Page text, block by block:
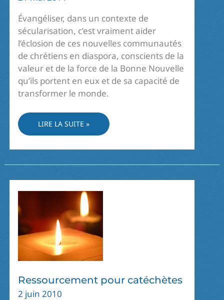
Évangéliser, dans un contexte de
sécularisation, c’est vraiment aider
l’éclosion de ces nouvelles communautés
de chrétiens en diaspora, conscients de la
valeur et de la force de la Bonne Nouvelle
qu’ils portent en eux et de sa capacité de
transformer le monde.
SUSCITER
DES
COMMUNAUTÉS
PARTAGE
LIRE LA SUITE »
Ressourcement pour catéchètes
2 juin 2010